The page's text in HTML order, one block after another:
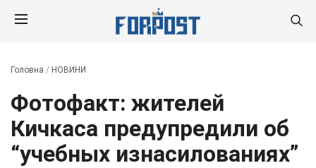
Головна / НОВИНИ
Фотофакт: жителей
Кичкаса предупредили об
“учебных изнасилованиях”